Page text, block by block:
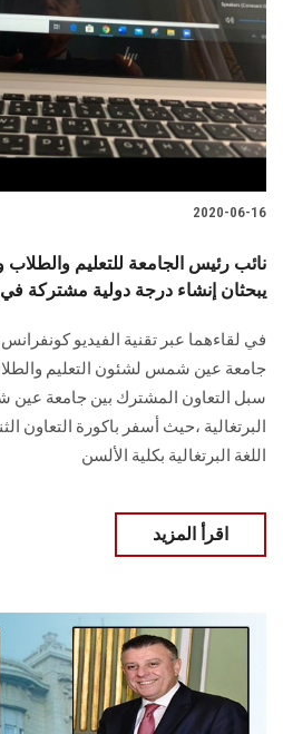
2020-06-16
نائب رئيس الجامعة للتعليم والطلاب
يبحثان إنشاء درجة دولية مشتركة في
في لقاءهما عبر تقنية الفيديو
جامعة عين شمس لشئون التعليم
سبل التعاون المشترك بين جامعة
البرتغالية ،حيث أسفر باكورة التعاون
اللغة البرتغالية بكلية الألسن
اقرأ المزيد